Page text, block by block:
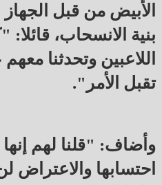
الأبيض من قبل
بنية الانسحاب، قائلا:
اللاعبين وتحدثنا
تقبل الأمر".
وأضاف: "قلنا لهم
احتسابها والاعتراض